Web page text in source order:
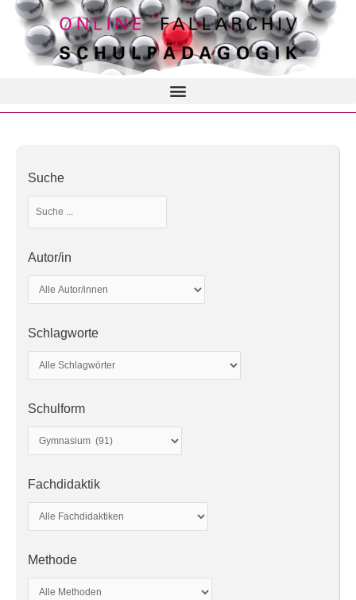
Suche
Autor/in
Schlagworte
Schulform
Fachdidaktik
Methode